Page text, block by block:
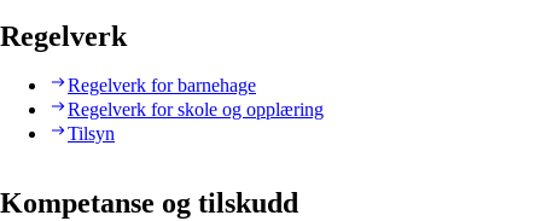
Regelverk
Regelverk for barnehage
Regelverk for skole og opplæring
Tilsyn
Kompetanse og tilskudd